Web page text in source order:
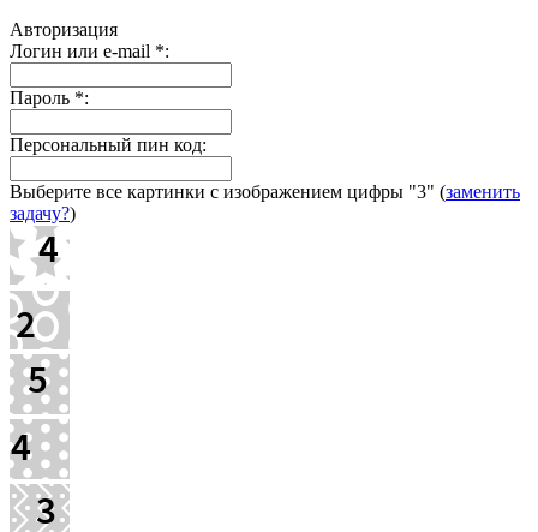
Авторизация
Логин или e-mail *:
Пароль *:
Персональный пин код:
Выберите все картинки с изображением цифры "3" (заменить
задачу?)